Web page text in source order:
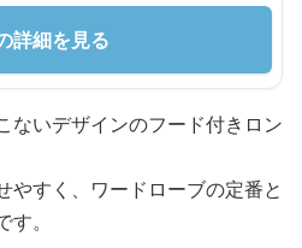
詳細を見る
ないデザインのフード付きロン
やすく、ワードローブの定番と
。